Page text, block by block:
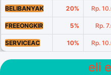
BELIBANYAK 20% Rp.
FREEONGKIR 5% Rp.
SERVICEAC 10% Rp.
eli